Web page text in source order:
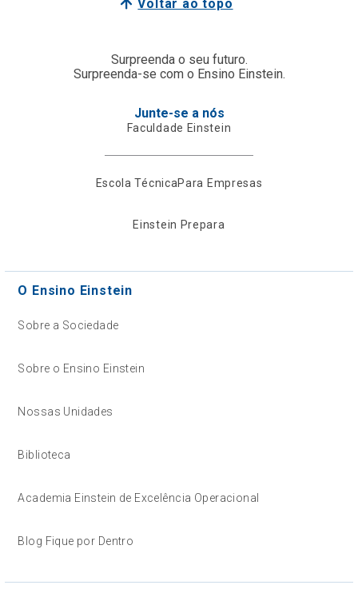
Voltar ao topo
Surpreenda o seu futuro.
Surpreenda-se com o Ensino Einstein.
Junte-se a nós
Faculdade Einstein
Escola TécnicaPara Empresas
Einstein Prepara
O Ensino Einstein
Sobre a Sociedade
Sobre o Ensino Einstein
Nossas Unidades
Biblioteca
Academia Einstein de Excelência Operacional
Blog Fique por Dentro